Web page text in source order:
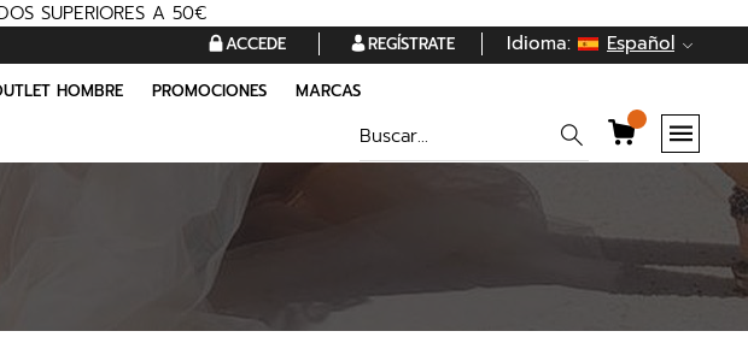
SUPERIORES A 50€
ACCEDE REGÍSTRATE Idioma: Español
HOMBRE PROMOCIONES MARCAS